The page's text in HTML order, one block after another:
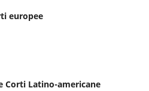
europee
Corti Latino-americane